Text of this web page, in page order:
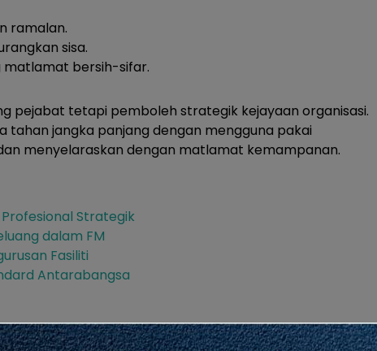
ramalan.
sisa.
matlamat bersih-sifar.
pejabat tetapi pemboleh strategik kejayaan organisasi.
tahan jangka panjang dengan mengguna pakai
menyelaraskan dengan matlamat kemampanan.
Profesional Strategik
dalam FM
Fasiliti
Antarabangsa